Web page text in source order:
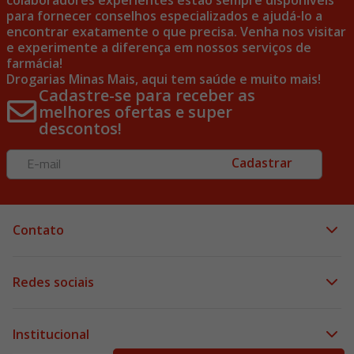
para fornecer conselhos especializados e ajudá-lo a
encontrar exatamente o que precisa. Venha nos visitar
e experimente a diferença em nossos serviços de
farmácia!
Drogarias Minas Mais, aqui tem saúde e muito mais!
Cadastre-se para receber as
melhores ofertas e super
descontos!
Cadastrar
Contato
Redes sociais
Institucional